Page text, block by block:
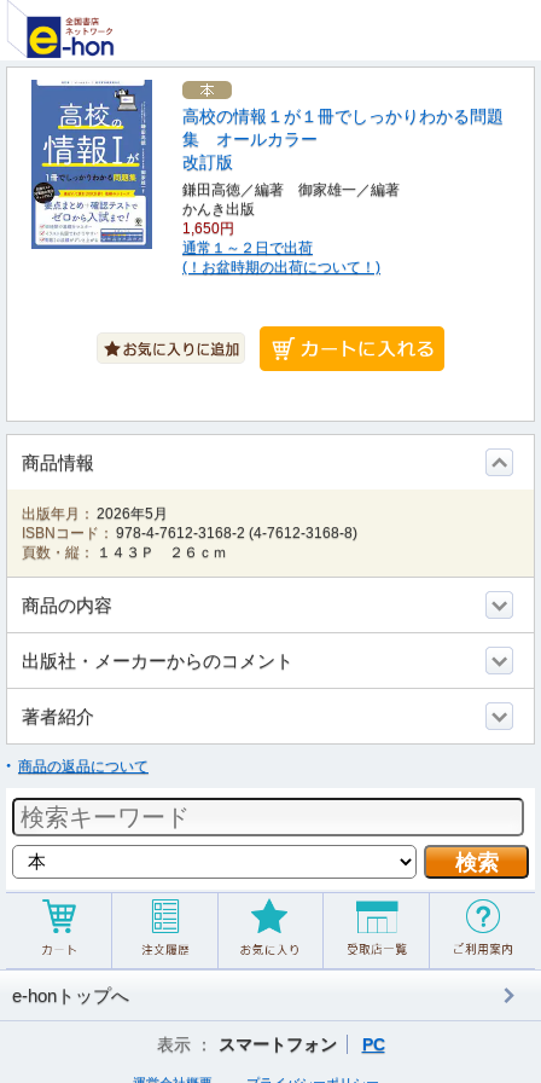
高校の情報１が１冊でしっかりわかる問題
集 オールカラー
改訂版
鎌田高徳／編著 御家雄一／編著
かんき出版
1,650円
通常１～２日で出荷
(！お盆時期の出荷について！)
商品情報
出版年月： 2026年5月
ISBNコード： 978-4-7612-3168-2 (4-7612-3168-8)
頁数・縦：
１４３Ｐ ２６ｃｍ
商品の内容
出版社・メーカーからのコメント
著者紹介
商品の返品について
e-honトップへ
表示 ： スマートフォン PC